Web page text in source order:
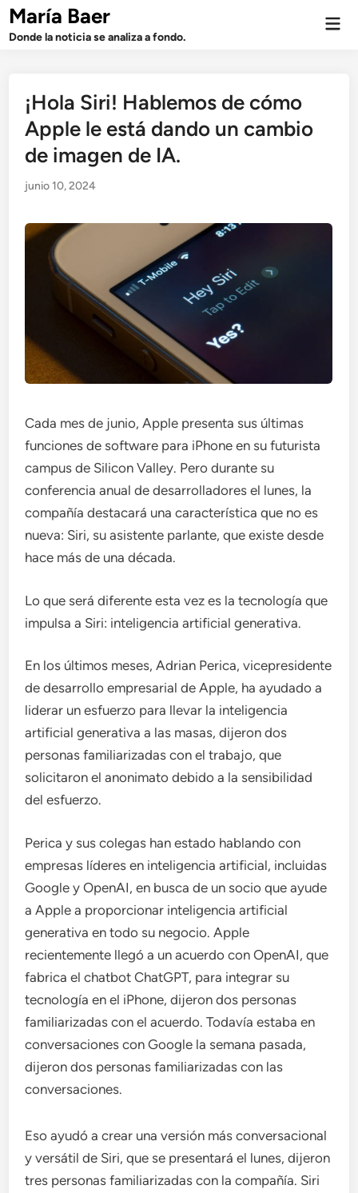
Saltar
contenido
María Baer
Donde la noticia se analiza a fondo.
¡Hola Siri! Hablemos de cómo
Apple le está dando un cambio
de imagen de IA.
junio 10, 2024
Cada mes de junio, Apple presenta sus últimas
funciones de software para iPhone en su futurista
campus de Silicon Valley. Pero durante su
conferencia anual de desarrolladores el lunes, la
compañía destacará una característica que no es
nueva: Siri, su asistente parlante, que existe desde
hace más de una década.
Lo que será diferente esta vez es la tecnología que
impulsa a Siri: inteligencia artificial generativa.
En los últimos meses, Adrian Perica, vicepresidente
de desarrollo empresarial de Apple, ha ayudado a
liderar un esfuerzo para llevar la inteligencia
artificial generativa a las masas, dijeron dos
personas familiarizadas con el trabajo, que
solicitaron el anonimato debido a la sensibilidad
del esfuerzo.
Perica y sus colegas han estado hablando con
empresas líderes en inteligencia artificial, incluidas
Google y OpenAI, en busca de un socio que ayude
a Apple a proporcionar inteligencia artificial
generativa en todo su negocio. Apple
recientemente llegó a un acuerdo con OpenAI, que
fabrica el chatbot ChatGPT, para integrar su
tecnología en el iPhone, dijeron dos personas
familiarizadas con el acuerdo. Todavía estaba en
conversaciones con Google la semana pasada,
dijeron dos personas familiarizadas con las
conversaciones.
Eso ayudó a crear una versión más conversacional
y versátil de Siri, que se presentará el lunes, dijeron
tres personas familiarizadas con la compañía. Siri